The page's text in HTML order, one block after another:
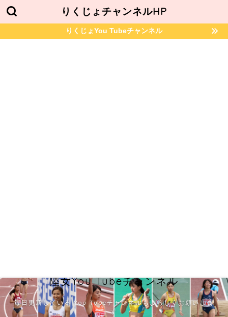
りくじょチャンネルHP
りくじょYou Tubeチャンネル
陸女You Tubeチャンネル
毎日更新している You Tubeチャンネルもよろしくお願いしま
す